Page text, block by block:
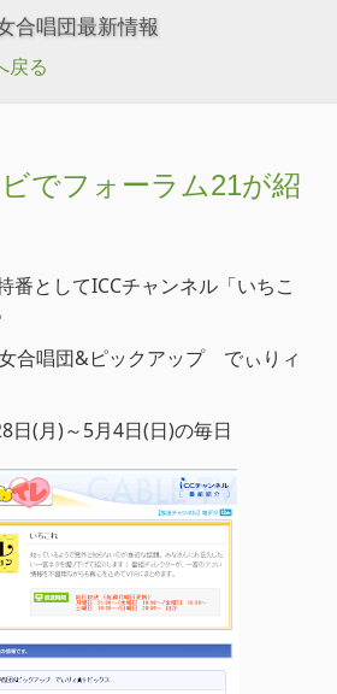
合唱団最新情報
戻る
でフォーラム21が紹
番としてICCチャンネル「いちこ
合唱団&ピックアップ でぃりィ
日(月)～5月4日(日)の毎日